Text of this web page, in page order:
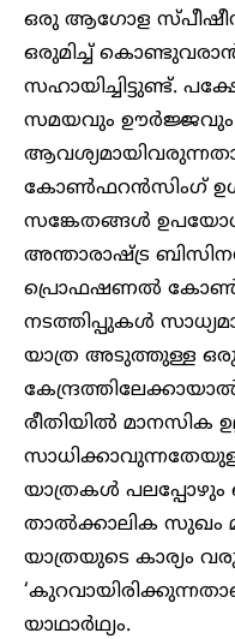
ഒരു ആഗോള
ഒരുമിച്ച്
സഹായിച്ചിട്ടുണ്ട്.
സമയവും ഊർജ്ജവും
കോൺഫറൻസിംഗ്
സങ്കേതങ്ങൾ
അന്താരാഷ്ട്ര
പ്രൊഫഷണൽ
നടത്തിപ്പുകൾ
യാത്ര അടുത്തുള്ള
രീതിയിൽ മാനസിക
യാത്രകൾ പലപ്പോഴും
താൽക്കാലിക സുഖം
യാത്രയുടെ കാര്യം
യാഥാർഥ്യം.